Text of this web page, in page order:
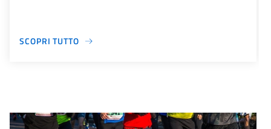
SCOPRI TUTTO